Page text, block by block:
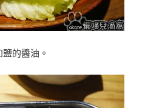
的醬油。